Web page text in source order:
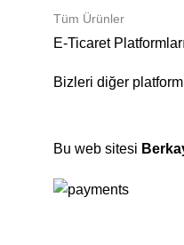
Tüm Ürünler
E-Ticaret
Bizleri diğer
Bu web sitesi